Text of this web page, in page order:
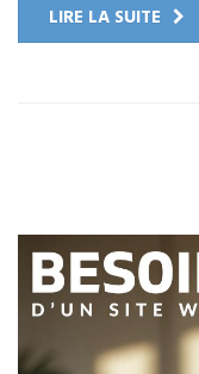
LIRE LA SUITE